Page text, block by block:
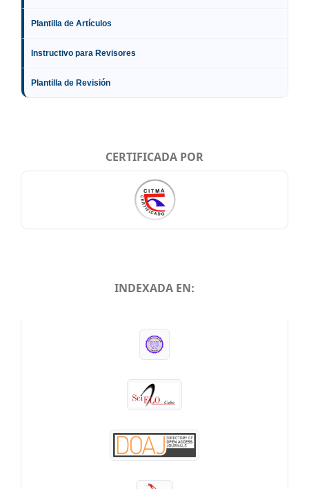
Plantilla de Artículos
Instructivo para Revisores
Plantilla de Revisión
CERTIFICADA POR
INDEXADA EN: